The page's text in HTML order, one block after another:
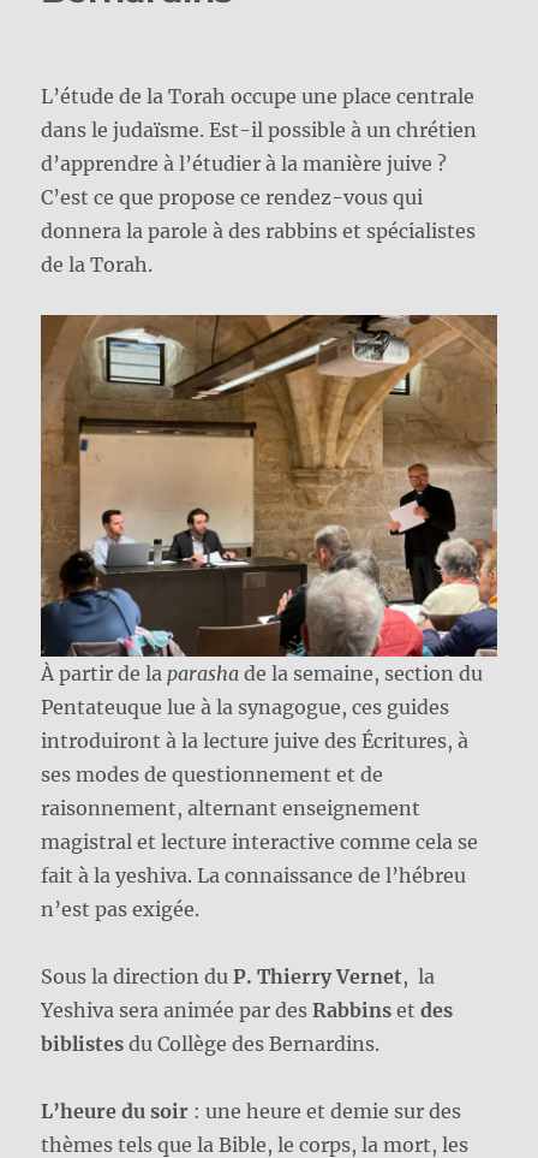
L’étude de la Torah occupe une place centrale
dans le judaïsme. Est-il possible à un chrétien
d’apprendre à l’étudier à la manière juive ?
C’est ce que propose ce rendez-vous qui
donnera la parole à des rabbins et spécialistes
de la Torah.
À partir de la parasha de la semaine, section du
Pentateuque lue à la synagogue, ces guides
introduiront à la lecture juive des Écritures, à
ses modes de questionnement et de
raisonnement, alternant enseignement
magistral et lecture interactive comme cela se
fait à la yeshiva. La connaissance de l’hébreu
n’est pas exigée.
Sous la direction duP. Thierry Vernet, la
Yeshiva sera animée par desRabbins etdes
biblistes du Collège des Bernardins.
L’heure du soir : une heure et demie sur des
thèmes tels que la Bible, le corps, la mort, les